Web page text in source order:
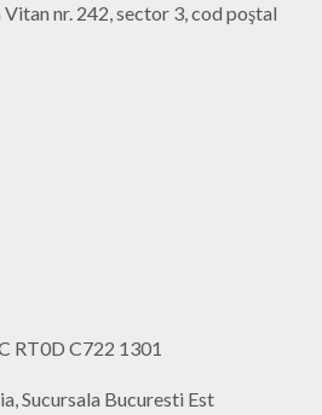
Vitan nr. 242, sector 3, cod poştal
RT0D C722 1301
Sucursala Bucuresti Est